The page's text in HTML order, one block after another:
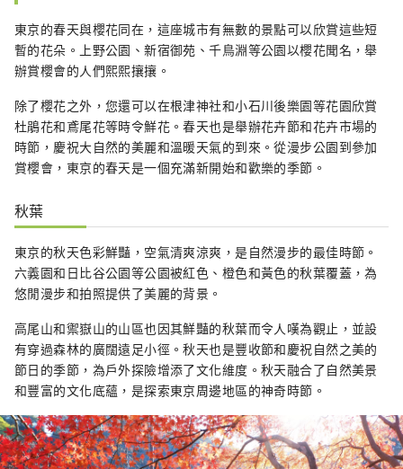
東京的春天與櫻花同在，這座城市有無數的景點可以欣賞這些短
暫的花朵。上野公園、新宿御苑、千鳥淵等公園以櫻花聞名，舉
辦賞櫻會的人們熙熙攘攘。
除了櫻花之外，您還可以在根津神社和小石川後樂園等花園欣賞
杜鵑花和鳶尾花等時令鮮花。春天也是舉辦花卉節和花卉市場的
時節，慶祝大自然的美麗和溫暖天氣的到來。從漫步公園到參加
賞櫻會，東京的春天是一個充滿新開始和歡樂的季節。
秋葉
東京的秋天色彩鮮豔，空氣清爽涼爽，是自然漫步的最佳時節。
六義園和日比谷公園等公園被紅色、橙色和黃色的秋葉覆蓋，為
悠閒漫步和拍照提供了美麗的背景。
高尾山和禦嶽山的山區也因其鮮豔的秋葉而令人嘆為觀止，並設
有穿過森林的廣闊遠足小徑。秋天也是豐收節和慶祝自然之美的
節日的季節，為戶外探險增添了文化維度。秋天融合了自然美景
和豐富的文化底蘊，是探索東京周邊地區的神奇時節。